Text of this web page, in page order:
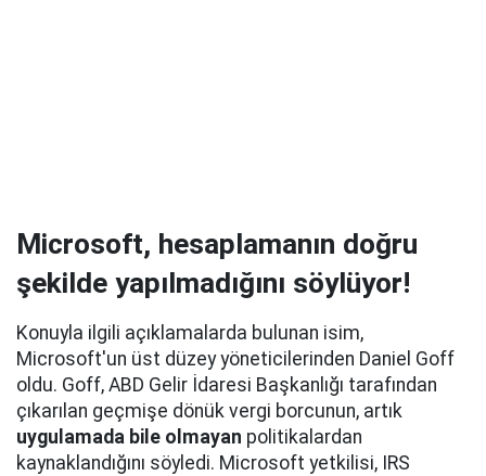
Microsoft, hesaplamanın doğru
şekilde yapılmadığını söylüyor!
Konuyla ilgili açıklamalarda bulunan isim,
Microsoft'un üst düzey yöneticilerinden Daniel Goff
oldu. Goff, ABD Gelir İdaresi Başkanlığı tarafından
çıkarılan geçmişe dönük vergi borcunun, artık
uygulamada bile olmayan politikalardan
kaynaklandığını söyledi. Microsoft yetkilisi, IRS